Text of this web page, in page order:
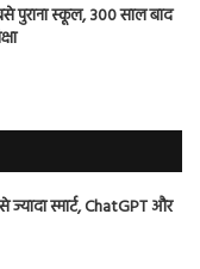
पुराना स्कूल, 300 साल बाद
स्मार्ट, ChatGPT और